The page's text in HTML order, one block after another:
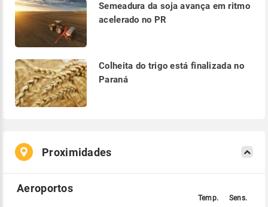
Semeadura da soja avança em ritmo
acelerado no PR
Colheita do trigo está finalizada no
Paraná
Proximidades